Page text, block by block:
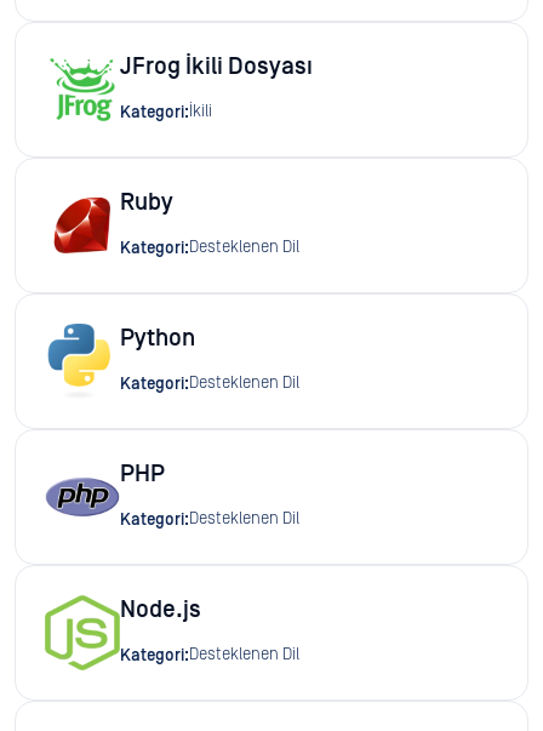
JFrog İkili Dosyası
Kategori:İkili
Ruby
Kategori:Desteklenen Dil
Python
Kategori:Desteklenen Dil
PHP
Kategori:Desteklenen Dil
Node.js
Kategori:Desteklenen Dil